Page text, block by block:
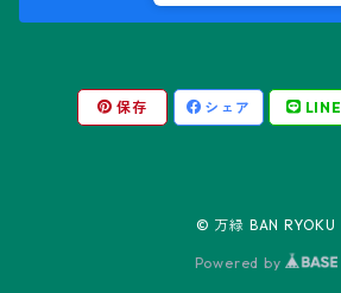
friedrichii LB 2178
キリンドロオプンチア属
ユーフォルビア属
保存 シェア LINE
© 万緑 BAN RYOKU
Powered by